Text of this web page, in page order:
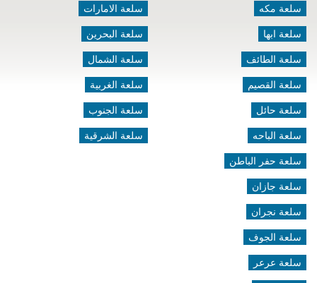
سلعة مكه
سلعة ابها
سلعة الطائف
سلعة القصيم
سلعة حائل
سلعة الباحه
سلعة حفر الباطن
سلعة جازان
سلعة نجران
سلعة الجوف
سلعة عرعر
سلعة الامارات
سلعة البحرين
سلعة الشمال
سلعة الغربية
سلعة الجنوب
سلعة الشرقية